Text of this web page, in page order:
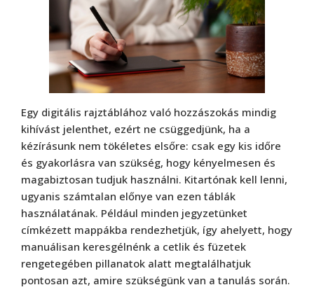
Egy digitális rajztáblához való hozzászokás mindig
kihívást jelenthet, ezért ne csüggedjünk, ha a
kézírásunk nem tökéletes elsőre: csak egy kis időre
és gyakorlásra van szükség, hogy kényelmesen és
magabiztosan tudjuk használni. Kitartónak kell lenni,
ugyanis számtalan előnye van ezen táblák
használatának. Például minden jegyzetünket
címkézett mappákba rendezhetjük, így ahelyett, hogy
manuálisan keresgélnénk a cetlik és füzetek
rengetegében pillanatok alatt megtalálhatjuk
pontosan azt, amire szükségünk van a tanulás során.